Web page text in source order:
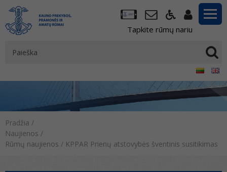
Tapkite rūmų nariu
Pradžia /
Naujienos /
Rūmų naujienos / KPPAR Prienų atstovybės šventinis susitikimas